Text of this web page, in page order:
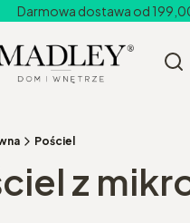
Darmowa dostawa od
Pościel
z